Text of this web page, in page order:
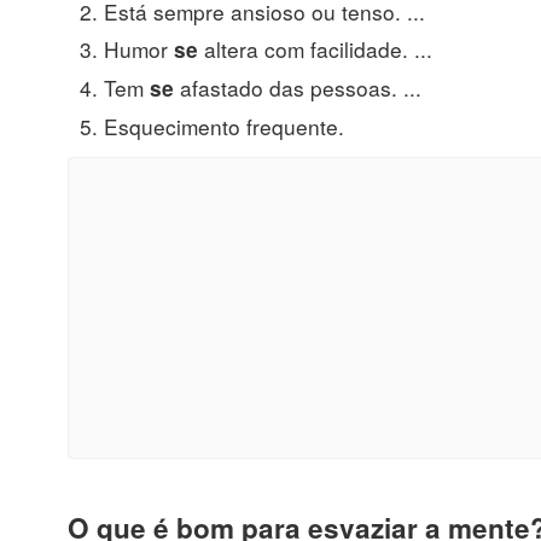
Está sempre ansioso ou tenso. ...
Humor se altera com facilidade. ...
Tem se afastado das pessoas. ...
Esquecimento frequente.
O que é bom para esvaziar a